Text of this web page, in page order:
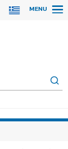
MENU